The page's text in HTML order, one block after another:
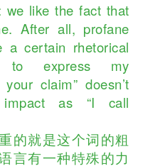
we like the fact that
After all, profane
a certain rhetorical
express my
claim” doesn’t
as “I call
的就是这个词的粗
言有一种特殊的力